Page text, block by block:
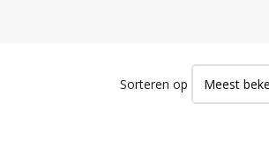
Sorteren op